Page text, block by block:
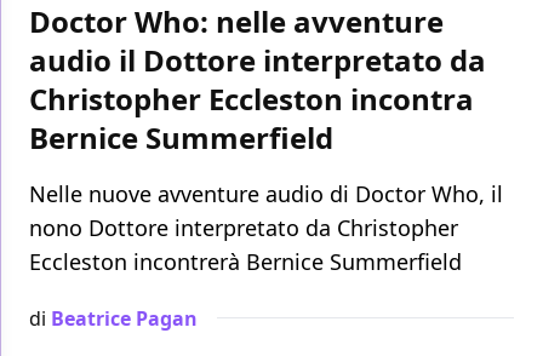
Doctor Who: nelle avventure
audio il Dottore interpretato da
Christopher Eccleston incontra
Bernice Summerfield
Nelle nuove avventure audio di Doctor Who, il
nono Dottore interpretato da Christopher
Eccleston incontrerà Bernice Summerfield
di Beatrice Pagan